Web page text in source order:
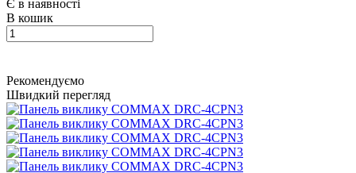
Є в наявності
В кошик
Рекомендуємо
Швидкий перегляд